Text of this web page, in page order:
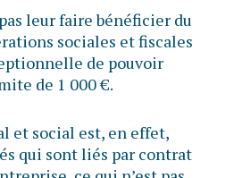
leur faire bénéficier du
sociales et fiscales
de pouvoir
de 1 000 €.
et social est, en effet,
qui sont liés par contrat